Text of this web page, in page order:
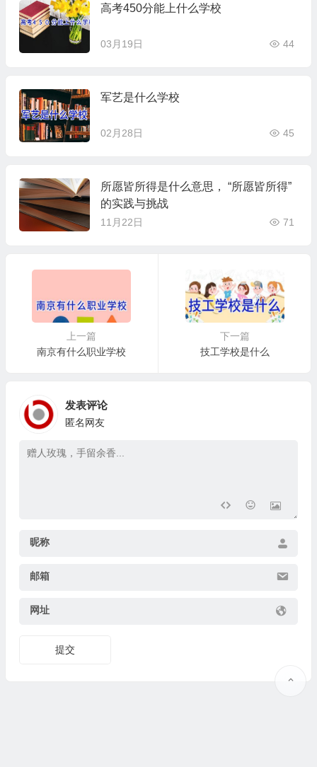
高考450分能上什么学校
03月19日 44
军艺是什么学校
02月28日 45
所愿皆所得是什么意思， “所愿皆所得”
的实践与挑战
11月22日 71
上一篇
南京有什么职业学校
下一篇
技工学校是什么
发表评论
匿名网友
昵称
邮箱
网址
提交